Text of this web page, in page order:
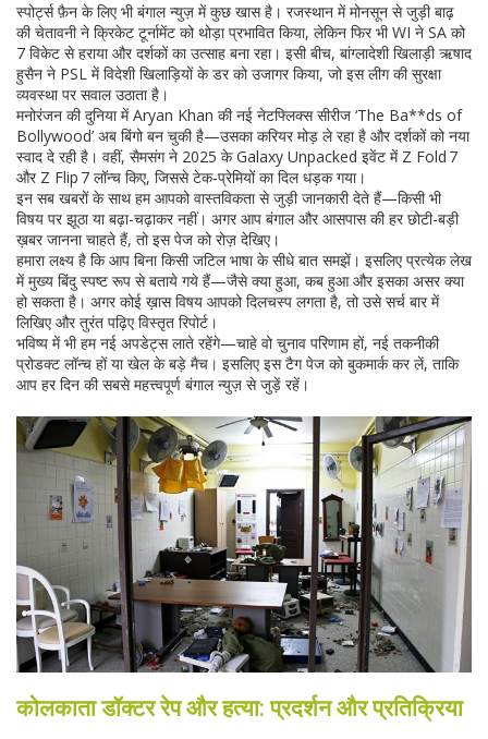
स्पोर्ट्स फ़ैन के लिए भी बंगाल न्युज़ में कुछ खास है। रजस्थान में मोनसून से जुड़ी बाढ़
की चेतावनी ने क्रिकेट टूर्नामेंट को थोड़ा प्रभावित किया, लेकिन फिर भी WI ने SA को
7 विकेट से हराया और दर्शकों का उत्साह बना रहा। इसी बीच, बांग्लादेशी खिलाड़ी ऋषाद
हुसैन ने PSL में विदेशी खिलाड़ियों के डर को उजागर किया, जो इस लीग की सुरक्षा
व्यवस्था पर सवाल उठाता है।
मनोरंजन की दुनिया में Aryan Khan की नई नेटफ्लिक्स सीरीज ‘The Ba**ds of
Bollywood’ अब बिंगो बन चुकी है—उसका करियर मोड़ ले रहा है और दर्शकों को नया
स्वाद दे रही है। वहीं, सैमसंग ने 2025 के Galaxy Unpacked इवेंट में Z Fold 7
और Z Flip 7 लॉन्च किए, जिससे टेक‑प्रेमियों का दिल धड़क गया।
इन सब खबरों के साथ हम आपको वास्तविकता से जुड़ी जानकारी देते हैं—किसी भी
विषय पर झूठा या बढ़ा-चढ़ाकर नहीं। अगर आप बंगाल और आसपास की हर छोटी-बड़ी
ख़बर जानना चाहते हैं, तो इस पेज को रोज़ देखिए।
हमारा लक्ष्य है कि आप बिना किसी जटिल भाषा के सीधे बात समझें। इसलिए प्रत्येक लेख
में मुख्य बिंदु स्पष्ट रूप से बताये गये हैं—जैसे क्या हुआ, कब हुआ और इसका असर क्या
हो सकता है। अगर कोई ख़ास विषय आपको दिलचस्प लगता है, तो उसे सर्च बार में
लिखिए और तुरंत पढ़िए विस्तृत रिपोर्ट।
भविष्य में भी हम नई अपडेट्स लाते रहेंगे—चाहे वो चुनाव परिणाम हों, नई तकनीकी
प्रोडक्ट लॉन्च हों या खेल के बड़े मैच। इसलिए इस टैग पेज को बुकमार्क कर लें, ताकि
आप हर दिन की सबसे महत्त्वपूर्ण बंगाल न्युज़ से जुड़ें रहें।
कोलकाता डॉक्टर रेप और हत्या: प्रदर्शन और प्रतिक्रिया